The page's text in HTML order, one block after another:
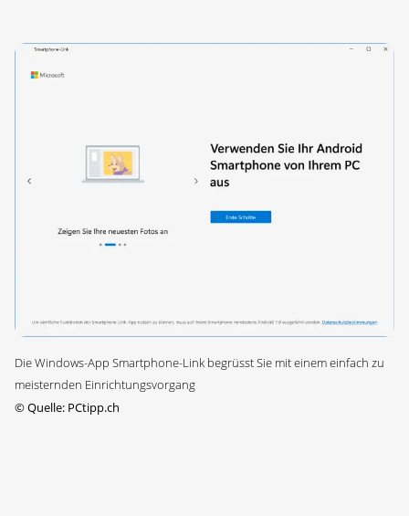
Die Windows-App Smartphone-Link begrüsst Sie mit einem einfach zu
meisternden Einrichtungsvorgang
©Quelle: PCtipp.ch